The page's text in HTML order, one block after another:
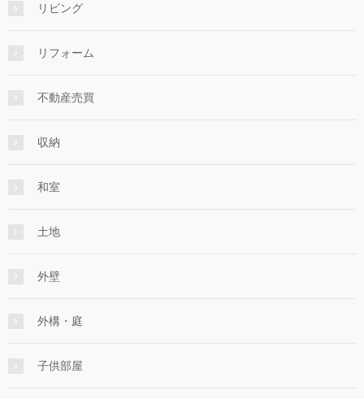
リビング
リフォーム
不動産売買
収納
和室
土地
外壁
外構・庭
子供部屋